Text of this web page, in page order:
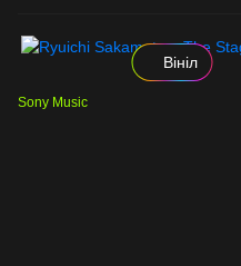
Вініл
Sony Music